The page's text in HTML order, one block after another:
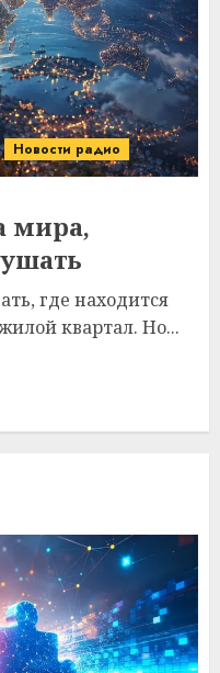
Новости радио
мира,
где находится
квартал. Но...